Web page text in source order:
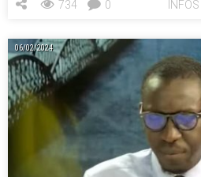
734 0
06/02/2024